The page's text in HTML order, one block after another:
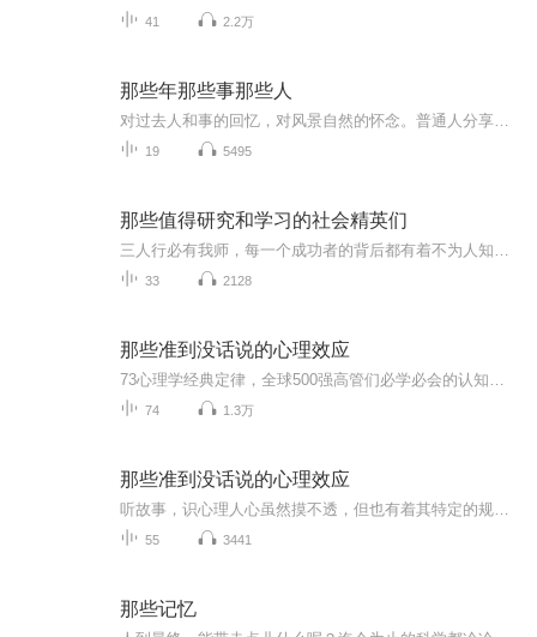
41 2.2万
那些年那些事那些人
19 5495
那些值得研究和学习的社会精英们
33 2128
那些准到没话说的心理效应
74 1.3万
那些准到没话说的心理效应
55 3441
那些记忆